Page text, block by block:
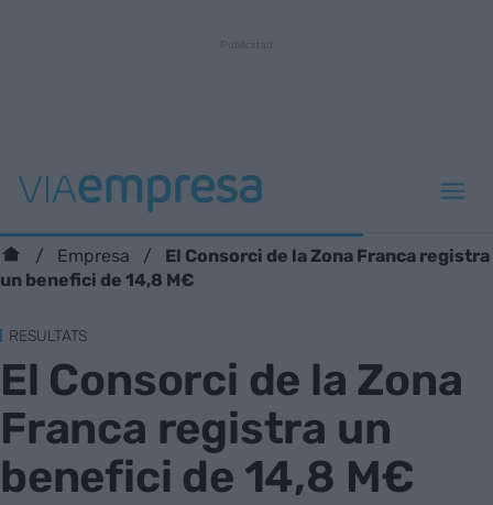
Empresa
El Consorci de la Zona Franca registra
un benefici de 14,8 M€
RESULTATS
El Consorci de la Zona
Franca registra un
benefici de 14,8 M€